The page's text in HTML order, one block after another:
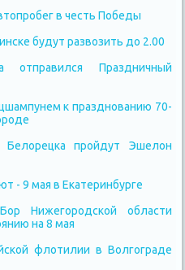
в честь Победы
будут развозить до 2.00
Праздничный
к празднованию 70-
пройдут Эшелон
- 9 мая в Екатеринбурге
Нижегородской области
на 8 мая
флотилии в Волгограде